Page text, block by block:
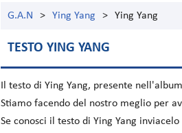
G.A.N > Ying Yang > Ying Yang
TESTO YING YANG
Il testo di Ying Yang, presente nell'album
Stiamo facendo del nostro meglio per
Se conosci il testo di Ying Yang